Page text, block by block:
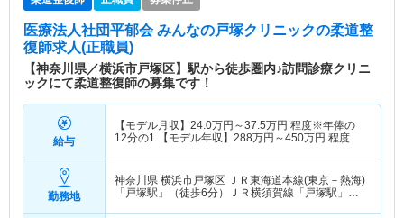
医療法人社団平郁会 みんなの戸塚クリニックの柔道整
復師求人(正職員)
【神奈川県／横浜市戸塚区】駅から徒歩圏内♪訪問診療クリニ
ックにて柔道整復師の募集です！
給与
【モデル月収】 24.0万円～37.5万円 程度※年俸の
12分の1 【モデル年収】 288万円～450万円 程度
勤務地
神奈川県 横浜市戸塚区 ＪＲ東海道本線(東京－熱海)
「戸塚駅」（徒歩6分）ＪＲ横須賀線「戸塚駅」